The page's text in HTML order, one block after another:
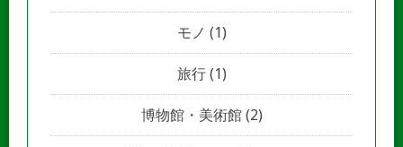
モノ (1)
旅行(1)
博物館・美術館(2)